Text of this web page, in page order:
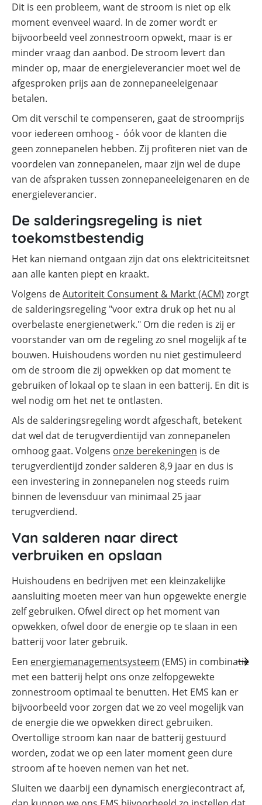
Dit is een probleem, want de stroom is niet op elk
moment evenveel waard. In de zomer wordt er
bijvoorbeeld veel zonnestroom opwekt, maar is er
minder vraag dan aanbod. De stroom levert dan
minder op, maar de energieleverancier moet wel de
afgesproken prijs aan de zonnepaneeleigenaar
betalen.
Om dit verschil te compenseren, gaat de stroomprijs
voor iedereen omhoog - óók voor de klanten die
geen zonnepanelen hebben. Zij profiteren niet van de
voordelen van zonnepanelen, maar zijn wel de dupe
van de afspraken tussen zonnepaneeleigenaren en de
energieleverancier.
De salderingsregeling is niet
toekomstbestendig
Het kan niemand ontgaan zijn dat ons elektriciteitsnet
aan alle kanten piept en kraakt.
Volgens deAutoriteit Consument & Markt (ACM) zorgt
de salderingsregeling "voor extra druk op het nu al
overbelaste energienetwerk." Om die reden is zij er
voorstander van om de regeling zo snel mogelijk af te
bouwen. Huishoudens worden nu niet gestimuleerd
om de stroom die zij opwekken op dat moment te
gebruiken of lokaal op te slaan in een batterij. En dit is
wel nodig om het net te ontlasten.
Als de salderingsregeling wordt afgeschaft, betekent
dat wel dat de terugverdientijd van zonnepanelen
omhoog gaat. Volgens onze berekeningen is de
terugverdientijd zonder salderen 8,9 jaar en dus is
een investering in zonnepanelen nog steeds ruim
binnen de levensduur van minimaal 25 jaar
terugverdiend.
Van salderen naar direct
verbruiken en opslaan
Huishoudens en bedrijven met een kleinzakelijke
aansluiting moeten meer van hun opgewekte energie
zelf gebruiken. Ofwel direct op het moment van
opwekken, ofwel door de energie op te slaan in een
batterij voor later gebruik.
Een energiemanagementsysteem (EMS) in combinatie
met een batterij helpt ons onze zelfopgewekte
zonnestroom optimaal te benutten. Het EMS kan er
bijvoorbeeld voor zorgen dat we zo veel mogelijk van
de energie die we opwekken direct gebruiken.
Overtollige stroom kan naar de batterij gestuurd
worden, zodat we op een later moment geen dure
stroom af te hoeven nemen van het net.
Sluiten we daarbij een dynamisch energiecontract af,